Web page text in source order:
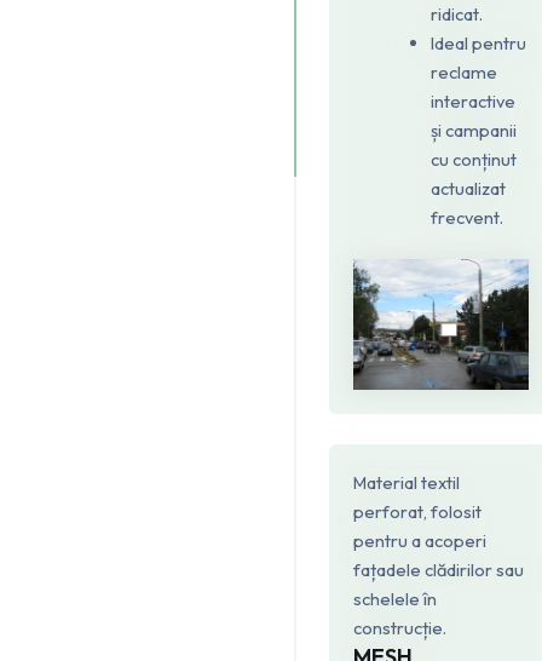
ridicat.
Ideal pentru
reclame
interactive
și campanii
cu conținut
actualizat
frecvent.
Material textil
perforat, folosit
pentru a acoperi
fațadele clădirilor sau
schelele în
construcție.